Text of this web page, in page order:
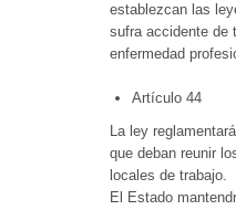
establezcan las
sufra accidente de
enfermedad
Artículo 44
La ley
que deban reunir
locales de trabajo.
El Estado